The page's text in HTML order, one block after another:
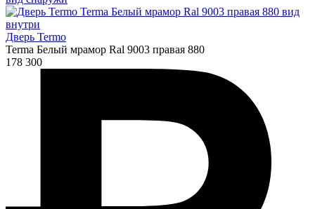
Дверь Termo
Terma Белый мрамор Ral 9003 правая 880
178 300